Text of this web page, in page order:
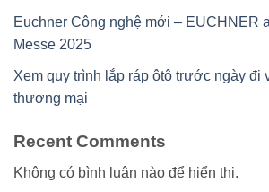
Euchner Công nghệ mới – EUCHNER
Messe 2025
Xem quy trình lắp ráp ôtô trước ngày đi
thương mại
Recent Comments
Không có bình luận nào để hiển thị.